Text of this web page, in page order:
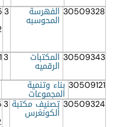
30509328 الفهرسة
المحوسبه
3
30509343 المكتبات
الرقميه
3
30509121 بناء وتنمية
المجموعات
30509324 تصنيف مكتبة
ألكونغرس
3